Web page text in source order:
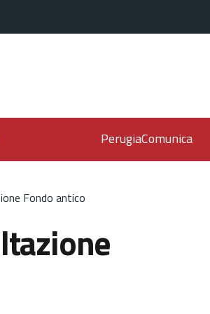
PerugiaComunica
Fondo antico